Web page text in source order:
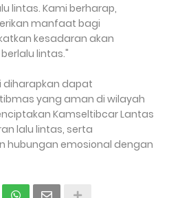
lintas. Kami berharap,
manfaat bagi
kesadaran akan
lintas."
diharapkan dapat
yang aman di wilayah
Kamseltibcar Lantas
lalu lintas, serta
hubungan emosional dengan